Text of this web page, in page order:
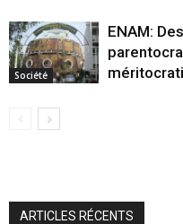
Société
ENAM:
ARTICLES RÉCENTS